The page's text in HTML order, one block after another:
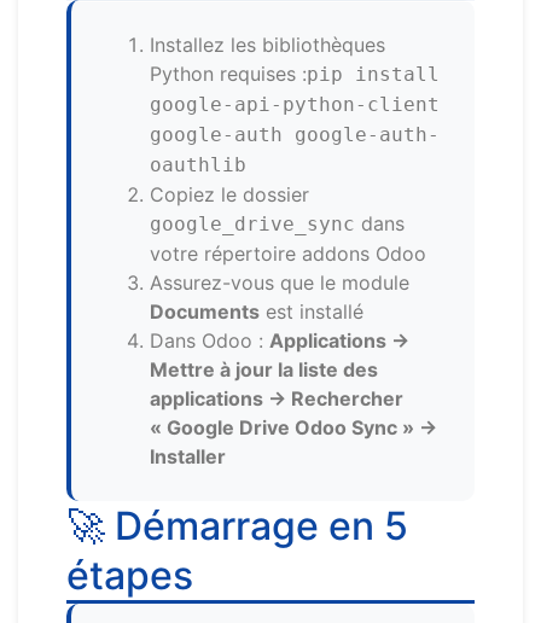
Installez les bibliothèques
Python requises :pip install
google-api-python-client
google-auth google-auth-
oauthlib
Copiez le dossier
google_drive_sync dans
votre répertoire addons Odoo
Assurez-vous que le module
Documents est installé
Dans Odoo : Applications →
Mettre à jour la liste des
applications → Rechercher
« Google Drive Odoo Sync » →
Installer
🚀 Démarrage en 5
étapes